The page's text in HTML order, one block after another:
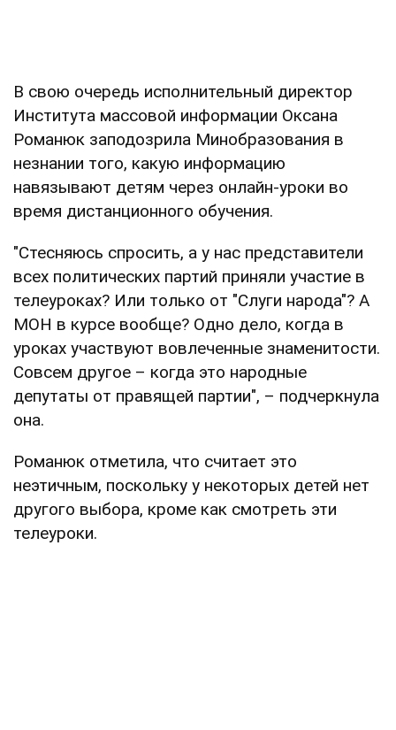
В свою очередь исполнительный директор
Института массовой информации Оксана
Романюк заподозрила Минобразования в
незнании того, какую информацию
навязывают детям через онлайн-уроки во
время дистанционного обучения.
"Стесняюсь спросить, а у нас представители
всех политических партий приняли участие в
телеуроках? Или только от "Слуги народа"? А
МОН в курсе вообще? Одно дело, когда в
уроках участвуют вовлеченные знаменитости.
Совсем другое – когда это народные
депутаты от правящей партии", – подчеркнула
она.
Романюк отметила, что считает это
неэтичным, поскольку у некоторых детей нет
другого выбора, кроме как смотреть эти
телеуроки.